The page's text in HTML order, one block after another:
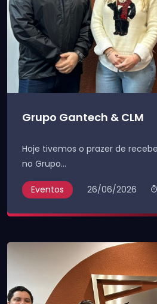
Grupo Gantech & CLM
Hoje tivemos o prazer de
no Grupo...
Eventos 26/06/2026